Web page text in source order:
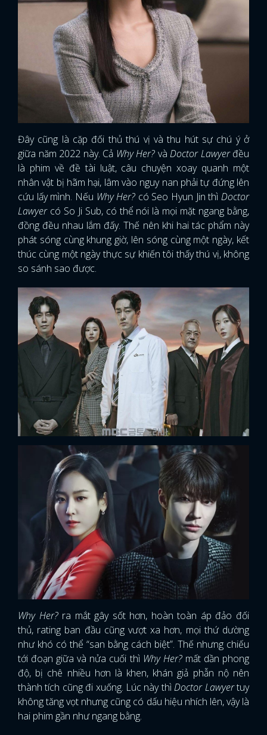
Đây cũng là cặp đối thủ thú vị và thu hút sự chú ý ở
giữa năm 2022 này. Cả Why Her? và Doctor Lawyerđều
là phim về đề tài luật, câu chuyện xoay quanh một
nhân vật bị hãm hại, lâm vào nguy nan phải tự đứng lên
cứu lấy mình. Nếu Why Her? có Seo Hyun Jin thìDoctor
Lawyercó So Ji Sub, có thể nói là mọi mặt ngang bằng,
đồng đều nhau lắm đấy. Thế nên khi hai tác phẩm này
phát sóng cùng khung giờ, lên sóng cùng một ngày, kết
thúc cùng một ngày thực sự khiến tôi thấy thú vị, không
so sánh sao được.
Why Her?ra mắt gây sốt hơn, hoàn toàn áp đảo đối
thủ, rating ban đầu cũng vượt xa hơn, mọi thứ dường
như khó có thể “san bằng cách biệt”. Thế nhưng chiếu
tới đoạn giữa và nửa cuối thì Why Her?mất dần phong
độ, bị chê nhiều hơn là khen, khán giả phẫn nộ nên
thành tích cũng đi xuống. Lúc này thìDoctor Lawyertuy
không tăng vọt nhưng cũng có dấu hiệu nhích lên, vậy là
hai phim gần như ngang bằng.